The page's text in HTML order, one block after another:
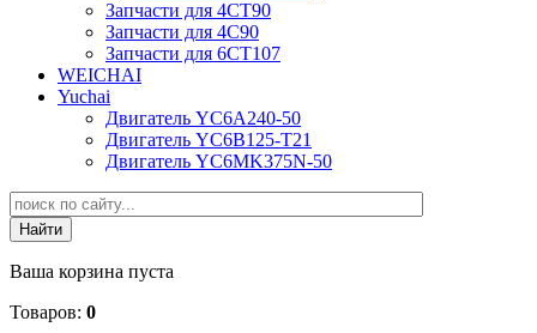
Запчасти для 4CT90
Запчасти для 4С90
Запчасти для 6CT107
WEICHAI
Yuchai
Двигатель YC6A240-50
Двигатель YC6B125-T21
Двигатель YC6MK375N-50
Ваша корзина пуста
Товаров: 0